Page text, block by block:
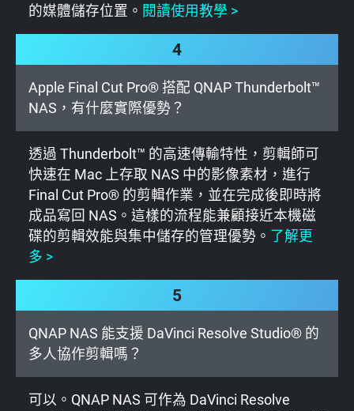
的媒體儲存位置。 閱讀使用教學 >
4
Apple Final Cut Pro® 搭配 QNAP Thunderbolt™
NAS，有什麼實際優勢？
透過 Thunderbolt™ 的高速傳輸特性，剪輯師可
快速在 Mac 上存取 NAS 中的影像素材，進行
Final Cut Pro® 的剪輯作業，並在完成後即時將
成品寫回 NAS。這樣的流程能兼顧接近本機磁
碟的剪輯效能與集中儲存的管理優勢。 了解更
多 >
5
QNAP NAS 能支援 DaVinci Resolve Studio® 的
多人協作剪輯嗎？
可以。QNAP NAS 可作為 DaVinci Resolve